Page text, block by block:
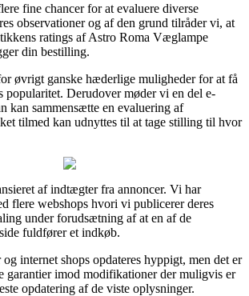
fine chancer for at evaluere diverse
observationer og af den grund tilråder vi, at
ratings af Astro Roma Væglampe
din bestilling.
øvrigt ganske hæderlige muligheder for at få
popularitet. Derudover møder vi en del e-
kan sammensætte en evaluering af
tilmed kan udnyttes til at tage stilling til hvor
af indtægter fra annoncer. Vi har
flere webshops hvori vi publicerer deres
under forudsætning af at en af de
fuldfører et indkøb.
og internet shops opdateres hyppigt, men det er
garantier imod modifikationer der muligvis er
opdatering af de viste oplysninger.